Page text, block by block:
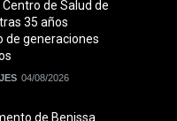
de Salud de
35 años
de generaciones
04/08/2026
de Benissa